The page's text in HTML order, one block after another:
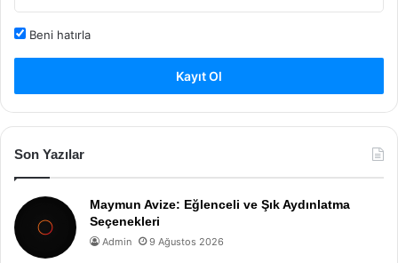
Beni hatırla
Kayıt Ol
Son Yazılar
Maymun Avize: Eğlenceli ve Şık Aydınlatma
Seçenekleri
Admin 9 Ağustos 2026